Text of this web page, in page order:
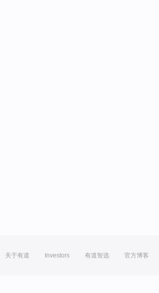
关于有道 Investors 有道智选 官方博客